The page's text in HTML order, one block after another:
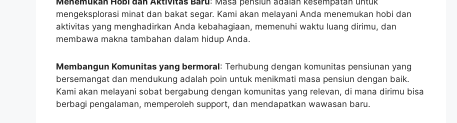
mengeksplorasi minat dan bakat segar. Kami akan melayani Anda menemukan hobi dan
aktivitas yang menghadirkan Anda kebahagiaan, memenuhi waktu luang dirimu, dan
membawa makna tambahan dalam hidup Anda.
Membangun Komunitas yang bermoral: Terhubung dengan komunitas pensiunan yang
bersemangat dan mendukung adalah poin untuk menikmati masa pensiun dengan baik.
Kami akan melayani sobat bergabung dengan komunitas yang relevan, di mana dirimu bisa
berbagi pengalaman, memperoleh support, dan mendapatkan wawasan baru.